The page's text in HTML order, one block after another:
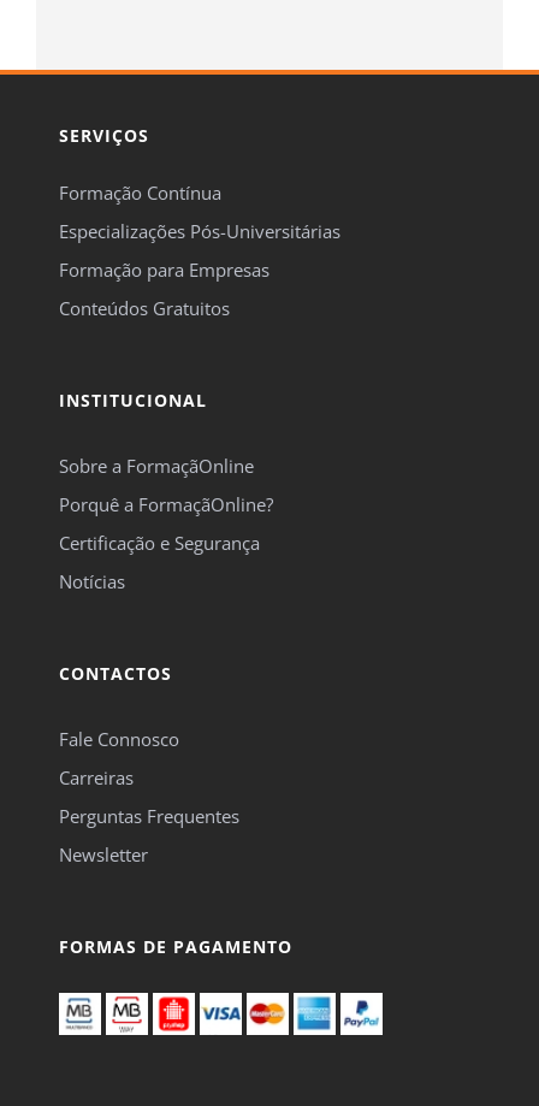
SERVIÇOS
Formação Contínua
Especializações Pós-Universitárias
Formação para Empresas
Conteúdos Gratuitos
INSTITUCIONAL
Sobre a FormaçãOnline
Porquê a FormaçãOnline?
Certificação e Segurança
Notícias
CONTACTOS
Fale Connosco
Carreiras
Perguntas Frequentes
Newsletter
FORMAS DE PAGAMENTO